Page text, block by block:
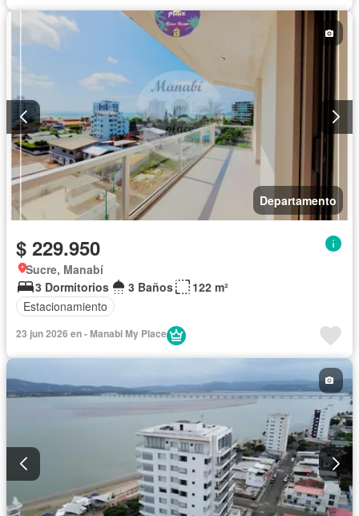
Departamento
$ 229.950
Sucre, Manabí
3 Dormitorios
3 Baños
122 m²
Estacionamiento
23 jun 2026 en - Manabi My Place